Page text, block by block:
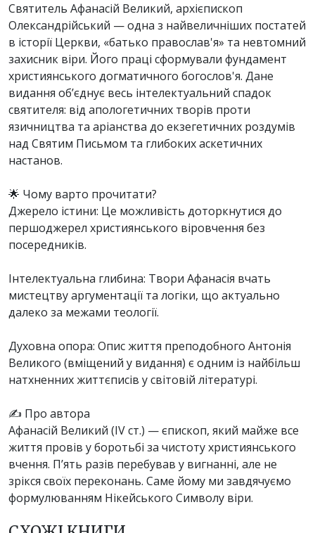
Святитель Афанасій Великий, архієпископ
Олександрійський — одна з найвеличніших постатей
в історії Церкви, «батько православ'я» та невтомний
захисник віри. Його праці сформували фундамент
християнського догматичного богослов'я. Дане
видання об’єднує весь інтелектуальний спадок
святителя: від апологетичних творів проти
язичництва та аріанства до екзегетичних роздумів
над Святим Письмом та глибоких аскетичних
настанов.
🌟 Чому варто прочитати?
Джерело істини: Це можливість доторкнутися до
першоджерел християнського віровчення без
посередників.
Інтелектуальна глибина: Твори Афанасія вчать
мистецтву аргументації та логіки, що актуально
далеко за межами теології.
Духовна опора: Опис життя преподобного Антонія
Великого (вміщений у видання) є одним із найбільш
натхненних життєписів у світовій літературі.
✍️ Про автора
Афанасій Великий (IV ст.) — єпископ, який майже все
життя провів у боротьбі за чистоту християнського
вчення. П’ять разів перебував у вигнанні, але не
зрікся своїх переконань. Саме йому ми завдячуємо
формулюванням Нікейського Символу віри.